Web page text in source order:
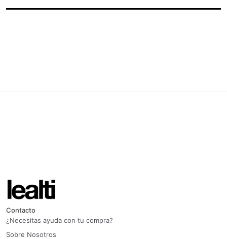
Contacto
¿Necesitas ayuda con tu compra?
Sobre Nosotros